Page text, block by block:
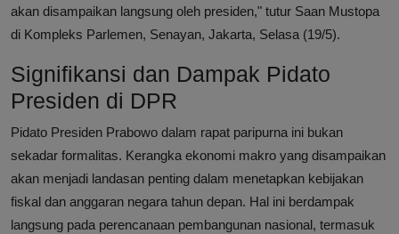
akan disampaikan langsung oleh presiden," tutur Saan Mustopa
di Kompleks Parlemen, Senayan, Jakarta, Selasa (19/5).
Signifikansi dan Dampak Pidato
Presiden di DPR
Pidato Presiden Prabowo dalam rapat paripurna ini bukan
sekadar formalitas. Kerangka ekonomi makro yang disampaikan
akan menjadi landasan penting dalam menetapkan kebijakan
fiskal dan anggaran negara tahun depan. Hal ini berdampak
langsung pada perencanaan pembangunan nasional, termasuk